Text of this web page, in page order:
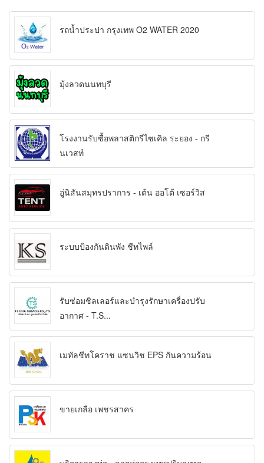
รถน้ำประปา กรุงเทพ O2 WATER 2020
มุ้งลวดนนทบุรี
โรงงานรับซื้อพลาสติกรีไซเคิล ระยอง - กรี
นเวสท์
อู่นิสันสมุทรปราการ - เต้น ออโต้ เซอร์วิส
ระบบป้องกันดินพัง ชีทไพล์
รับซ่อมชิลเลอร์และบำรุงรักษาเครื่องปรับ
อากาศ - T.S...
เมทัลชีทโคราช แซนวิช EPS กันความร้อน
ขายเกลือ เพชรสาคร